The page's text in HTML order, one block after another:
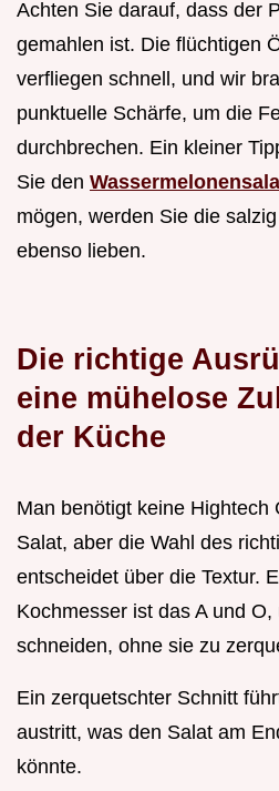
Achten Sie darauf, dass der
gemahlen ist. Die flüchtigen
verfliegen schnell, und wir
punktuelle Schärfe, um die
durchbrechen. Ein kleiner
Sie den
mögen, werden Sie die
ebenso lieben.
Die richtige
eine mühelose
der Küche
Man benötigt keine Hightech
Salat, aber die Wahl des
entscheidet über die Textur.
Kochmesser ist das A und
schneiden, ohne sie zu
Ein zerquetschter Schnitt
austritt, was den Salat am
könnte.